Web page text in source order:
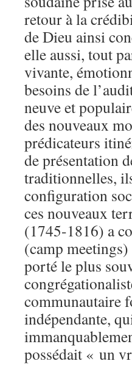
retour à la
de Dieu ainsi
elle aussi, tout
vivante,
besoins de
neuve et
des nouveaux
prédicateurs
de présentation
traditionnelles,
configuration
ces nouveaux
(1745-1816) a
(camp
porté le plus
communautaire
indépendante,
possédait « un